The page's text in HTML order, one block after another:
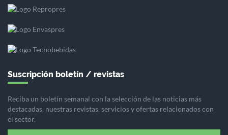
Suscripción boletín / revistas
Reciba un boletín semanal con la selección de las noticias más
destacadas, nuestras revistas, servicios y ofertas relacionados con
el sector.